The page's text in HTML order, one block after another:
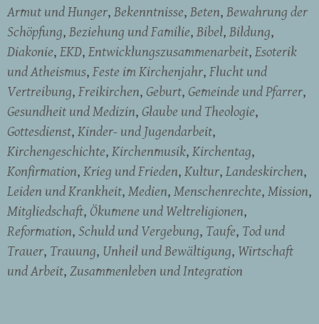
Armut und Hunger Bekenntnisse Beten Bewahrung der
Schöpfung Beziehung und Familie Bibel Bildung
Diakonie EKD Entwicklungszusammenarbeit Esoterik
und Atheismus Feste im Kirchenjahr Flucht und
Vertreibung Freikirchen Geburt Gemeinde und Pfarrer
Gesundheit und Medizin Glaube und Theologie
Gottesdienst Kinder- und Jugendarbeit
Kirchengeschichte Kirchenmusik Kirchentag
Konfirmation Krieg und Frieden Kultur Landeskirchen
Leiden und Krankheit Medien Menschenrechte Mission
Mitgliedschaft Ökumene und Weltreligionen
Reformation Schuld und Vergebung Taufe Tod und
Trauer Trauung Unheil und Bewältigung Wirtschaft
und Arbeit Zusammenleben und Integration